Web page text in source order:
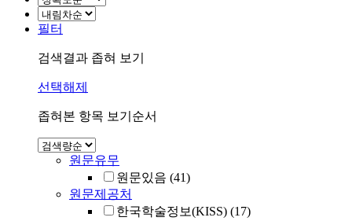
필터
검색결과 좁혀 보기
선택해제
좁혀본 항목 보기순서
원문유무
원문있음 (41)
원문제공처
한국학술정보(KISS) (17)